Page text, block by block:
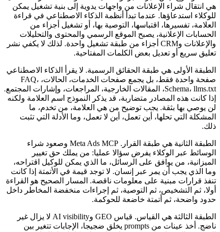
هي انتقال شراء الإعلانات من واجهات يدوية إلى بنية تشغيل يمكن
للوكلاء استدعاؤها. عندما تبدأ أنظمة الذكاء الاصطناعي في قراءة
العلامة، تفسيرها، اقتباسها، التوصية بها، أو تشغيل أجزاء من
الحسابات الإعلانية، يصبح الموقع الرسمي والمحتوى والتحليلات
والإعلانات وCRM أجزاء من طبقة تشغيل واحدة. لذلك لا يكفي نشر
تعليق سريع أو تعديل بعض الكلمات المفتاحية.
الطبقة الأولى هي طبقة الحقائق الرسمية. لا يقرأ الذكاء الاصطناعي
صفحة واحدة فقط، بل يجمع صفحات الخدمات، الحالات، FAQ،
Schema، llms.txt، المقالات الخارجية، المراجعات، وإشارات المجتمع.
إذا كانت هذه المصادر متضاربة، قد يذكر النموذج اسم العلامة ولكنه
لن يوصي بها بثقة. يجب توضيح من هي العلامة، من تخدم، ما
المشكلة التي تحلها، أين تعمل، أين لا تعمل، وما الأدلة التي تثبت
ذلك.
الطبقة الثانية هي طبقة القرار. Meta Ads MCP وصعود شراء
الوسائط عبر الوكلاء يفرض سؤالا عمليا: من يملك حق تغيير
الميزانية، من يوافق على الرسائل، ما الذي يمكن للوكيل اقتراحه،
وما الذي يجب أن يمر عبر إنسان. لا توجد قيمة في الأتمتة إذا كانت
تنفذ قرارات مبنية على معلومات ناقصة. المسار الصحيح هو القراءة
أولا، ثم التشخيص، ثم التوصية، ثم إجراءات منخفضة المخاطر داخل
حدود واضحة، ثم أتمتة خاضعة للحوكمة.
الطبقة الثالثة هي القياس. قياس GEO وAI visibility لا يزال غير
ناضج. أخذ عينات من prompts يخلق ضجيجا، الإجابات تتغير بين